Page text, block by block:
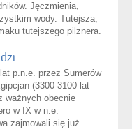
Jęczmienia,
wody. Tutejsza,
tutejszego pilznera.
p.n.e. przez Sumerów
(3300-3100 lat
ważnych obecnie
w IX w n.e.
zajmowali się już